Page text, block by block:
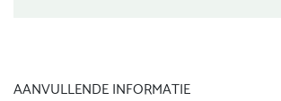
AANVULLENDE INFORMATIE